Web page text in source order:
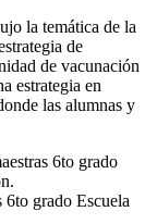
la temática de la
de
de vacunación
estrategia en
las alumnas y
6to grado
6to grado Escuela